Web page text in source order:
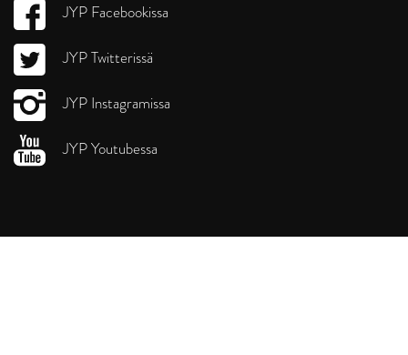
JYP Facebookissa
JYP Twitterissä
JYP Instagramissa
JYP Youtubessa